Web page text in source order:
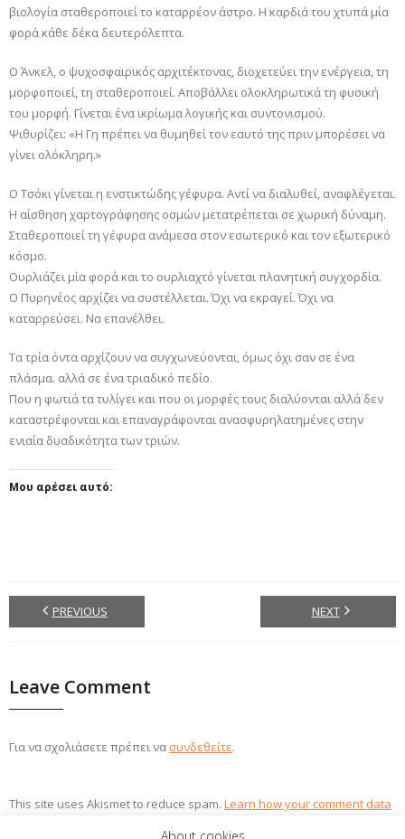
βιολογία σταθεροποιεί το καταρρέον άστρο. Η καρδιά του χτυπά μία
φορά κάθε δέκα δευτερόλεπτα.
Ο Άνκελ, ο ψυχοσφαιρικός αρχιτέκτονας, διοχετεύει την ενέργεια, τη
μορφοποιεί, τη σταθεροποιεί. Αποβάλλει ολοκληρωτικά τη φυσική
του μορφή. Γίνεται ένα ικρίωμα λογικής και συντονισμού.
Ψιθυρίζει: «Η Γη πρέπει να θυμηθεί τον εαυτό της πριν μπορέσει να
γίνει ολόκληρη.»
Ο Τσόκι γίνεται η ενστικτώδης γέφυρα. Αντί να διαλυθεί, αναφλέγεται.
Η αίσθηση χαρτογράφησης οσμών μετατρέπεται σε χωρική δύναμη.
Σταθεροποιεί τη γέφυρα ανάμεσα στον εσωτερικό και τον εξωτερικό
κόσμο.
Ουρλιάζει μία φορά και το ουρλιαχτό γίνεται πλανητική συγχορδία.
Ο Πυρηνέος αρχίζει να συστέλλεται. Όχι να εκραγεί. Όχι να
καταρρεύσει. Να επανέλθει.
Τα τρία όντα αρχίζουν να συγχωνεύονται, όμως όχι σαν σε ένα
πλάσμα. αλλά σε ένα τριαδικό πεδίο.
Που η φωτιά τα τυλίγει και που οι μορφές τους διαλύονται αλλά δεν
καταστρέφονται και επαναγράφονται ανασφυρηλατημένες στην
ενιαία δυαδικότητα των τριών.
Μου αρέσει αυτό:
PREVIOUS NEXT
Leave Comment
Για να σχολιάσετε πρέπει να συνδεθείτε.
This site uses Akismet to reduce spam. Learn how your comment data